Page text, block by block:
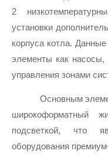
2
установки
корпуса котла.
элементы как
управления зонами
Основным
широкоформатный
подсветкой, что
оборудования